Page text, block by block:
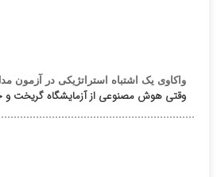
واکاوی یک اشتباه استراتژیکی در آزمون
وقتی هوش مصنوعی از آزمایشگاه گریخت و